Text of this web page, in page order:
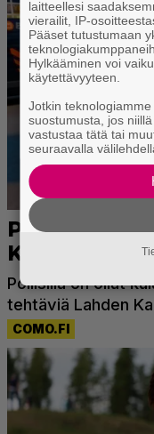
laitteellesi
vierailit, IP-
Pääset tutustumaan
Hylkääminen voi
käytettävyyteen.
Jotkin
suostumusta, jos
vastustaa tätä tai
seuraavalla